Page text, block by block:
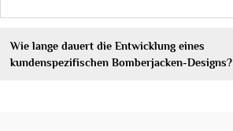
Wie lange dauert die Entwicklung eines
kundenspezifischen Bomberjacken-Designs?